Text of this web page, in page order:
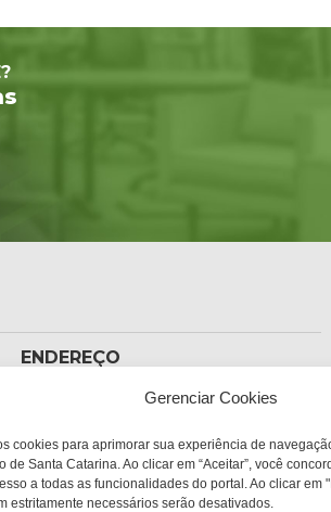
Gerenciar Cookies
cookies para aprimorar sua experiência de
de Santa Catarina. Ao clicar em “Aceitar”, você
a todas as funcionalidades do portal. Ao clicar em
estritamente necessários serão desativados.
ENDEREÇO
Av. Governador Ivo
Capoeiras, Florianópolis,
SC
CEP:
88085-000